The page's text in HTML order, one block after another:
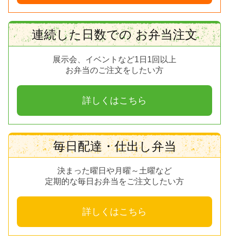
連続した日数での お弁当注文
展示会、イベントなど1日1回以上
お弁当のご注文をしたい方
詳しくはこちら
毎日配達・仕出し弁当
決まった曜日や月曜～土曜など
定期的な毎日お弁当をご注文したい方
詳しくはこちら